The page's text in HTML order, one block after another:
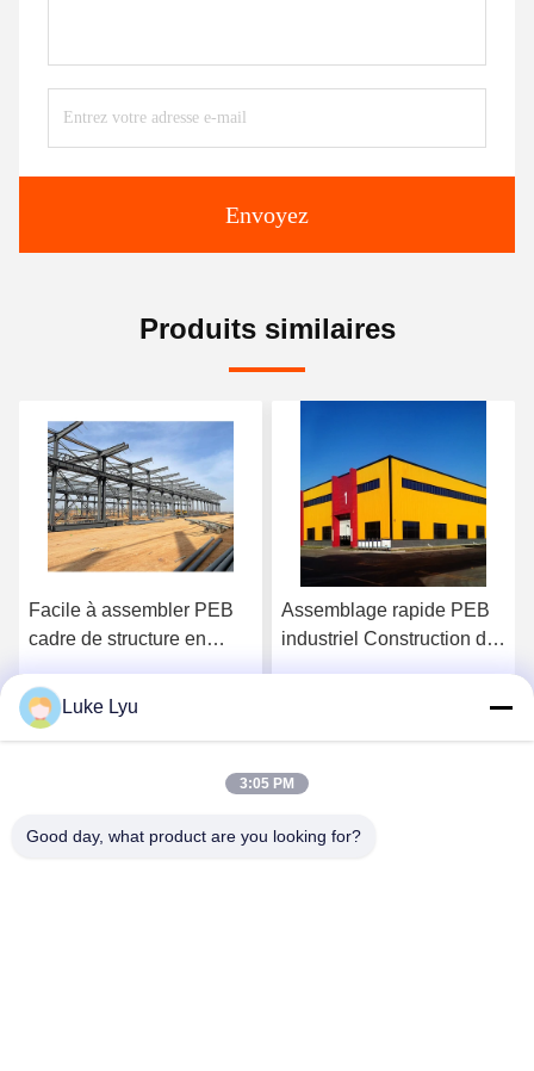
Envoyez
Produits similaires
Facile à assembler PEB
cadre de structure en
construit avec joints
boulonnésCausez Maintenant
Assemblage rapide PEB
industriel Construction de
Luke Lyu
3:05 PM
Good day, what product are you looking for?